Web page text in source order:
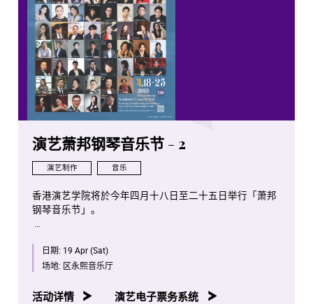
演艺萧邦钢琴音乐节 - 2
演艺制作 音乐
香港演艺学院将於今年四月十八日至二十五日举行「萧邦
钢琴音乐节」。
品编号年序，并由演艺学院钢琴系老师、学生及校友携手
演出。
八场音乐会亦将於香港电台第四台容后播放。
日期: 19 Apr (Sat)
场地: 区永熙音乐厅
活动详情 演艺电子票务系统